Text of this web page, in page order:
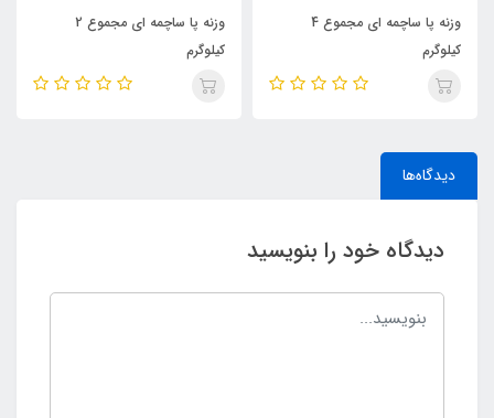
وزنه پا ساچمه ای مجموع 4
کیلوگرم
وزنه پا ساچمه ای مجموع 2
کیلوگرم
دیدگاه‌ها
دیدگاه خود را بنویسید